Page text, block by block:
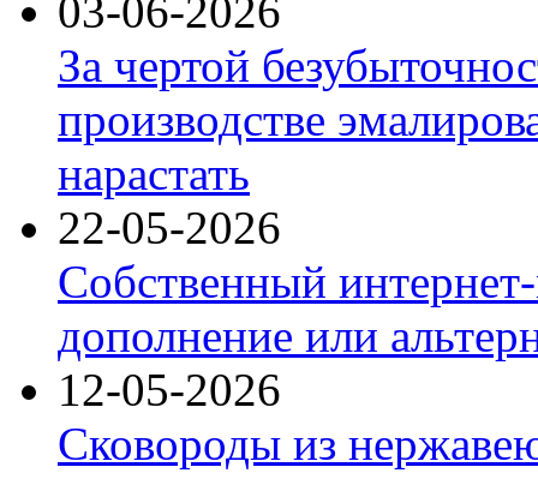
03-06-2026
За чертой
производстве
нарастать
22-05-2026
Собственный
дополнение или
12-05-2026
Сковороды из